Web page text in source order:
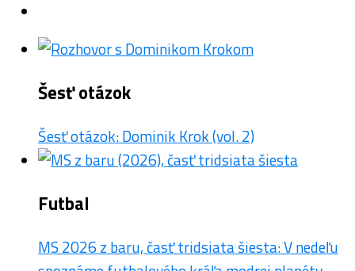
Šesť otázok
Šesť otázok: Dominik Krok (vol. 2)
Futbal
MS 2026 z baru, časť tridsiata šiesta: V nedeľu